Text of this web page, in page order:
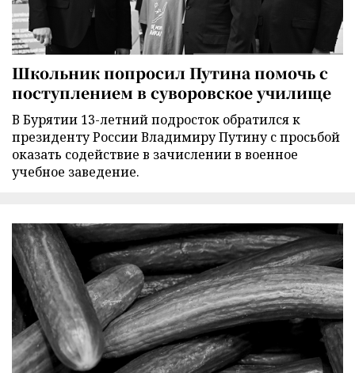
Школьник попросил Путина помочь с
поступлением в суворовское училище
В Бурятии 13-летний подросток обратился к
президенту России Владимиру Путину с просьбой
оказать содействие в зачислении в военное
учебное заведение.